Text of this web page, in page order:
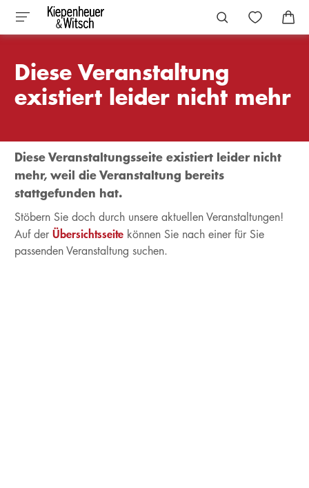
Diese Veranstaltung
existiert leider nicht mehr
Diese Veranstaltungsseite existiert leider nicht
mehr, weil die Veranstaltung bereits
stattgefunden hat.
Stöbern Sie doch durch unsere aktuellen Veranstaltungen!
Auf der Übersichtsseite können Sie nach einer für Sie
passenden Veranstaltung suchen.